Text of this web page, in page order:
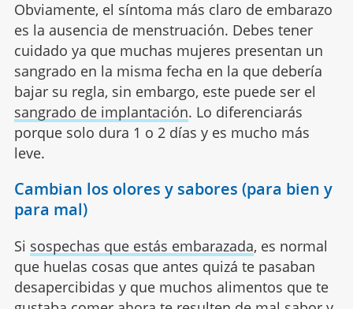
Obviamente, el síntoma más claro de embarazo
es la ausencia de menstruación. Debes tener
cuidado ya que muchas mujeres presentan un
sangrado en la misma fecha en la que debería
bajar su regla, sin embargo, este puede ser el
sangrado de implantación. Lo diferenciarás
porque solo dura 1 o 2 días y es mucho más
leve.
Cambian los olores y sabores (para bien y
para mal)
Si sospechas que estás embarazada, es normal
que huelas cosas que antes quizá te pasaban
desapercibidas y que muchos alimentos que te